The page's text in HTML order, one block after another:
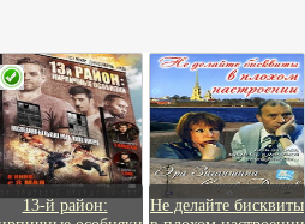
13-й район:
Не делайте бисквиты